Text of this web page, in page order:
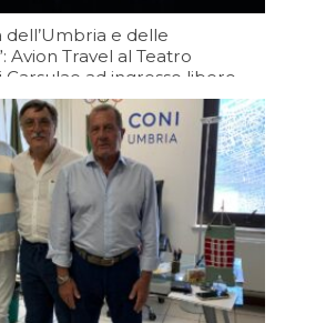
dell’Umbria e delle
Avion Travel al Teatro
Carsulae ad ingresso libero